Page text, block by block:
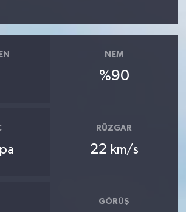
NEM
%90
RÜZGAR
22 km/s
GÖRÜŞ